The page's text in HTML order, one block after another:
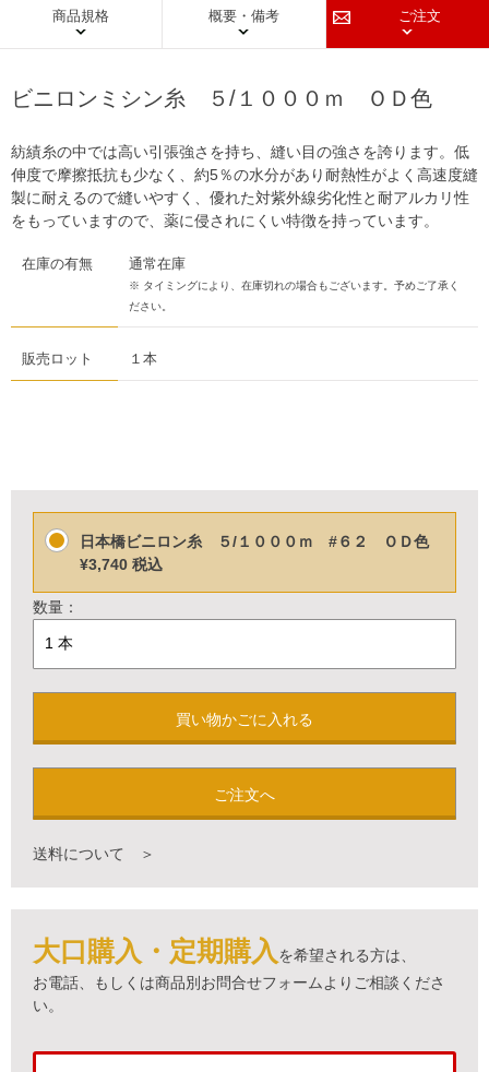
商品規格 概要・備考 ご注文
ビニロンミシン糸 ５/１０００ｍ ＯＤ色
紡績糸の中では高い引張強さを持ち、縫い目の強さを誇ります。低
伸度で摩擦抵抗も少なく、約5％の水分があり耐熱性がよく高速度縫
製に耐えるので縫いやすく、優れた対紫外線劣化性と耐アルカリ性
をもっていますので、薬に侵されにくい特徴を持っています。
在庫の有無 通常在庫
※ タイミングにより、在庫切れの場合もございます。予めご了承く
ださい。
販売ロット １本
日本橋ビニロン糸 ５/１０００ｍ #６２ ＯＤ色
¥3,740 税込
数量：
買い物かごに入れる
ご注文へ
送料について ＞
大口購入・定期購入 を希望される方は、
お電話、もしくは商品別お問合せフォームよりご相談くださ
い。